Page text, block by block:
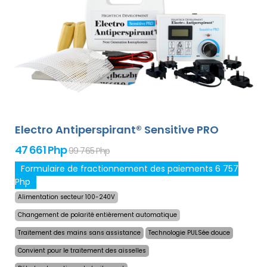
Antiperspirant Forte est compatible avec tous les
adaptateurs optionnels de notre offre. Le prix du produit
inclut déjà une livraison express dans le monde
entier et une garantie de remboursement en cas
d`insatisfaction. Les instructions d`utilisation sont dans
votre langue.
Electro Antiperspirant® Sensitive PRO
47 661 Php99 765 Php
Formulaire de fractionnement des paiements 6 757
Php
Alimentation secteur 100-240V
Changement de polarité entièrement automatique
Traitement des mains sans assistance
Technologie PULSée douce
Convient pour le traitement des aisselles